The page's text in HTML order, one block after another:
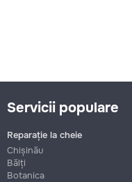
Servicii populare
Reparație la cheie
Chișinău
Bălți
Botanica